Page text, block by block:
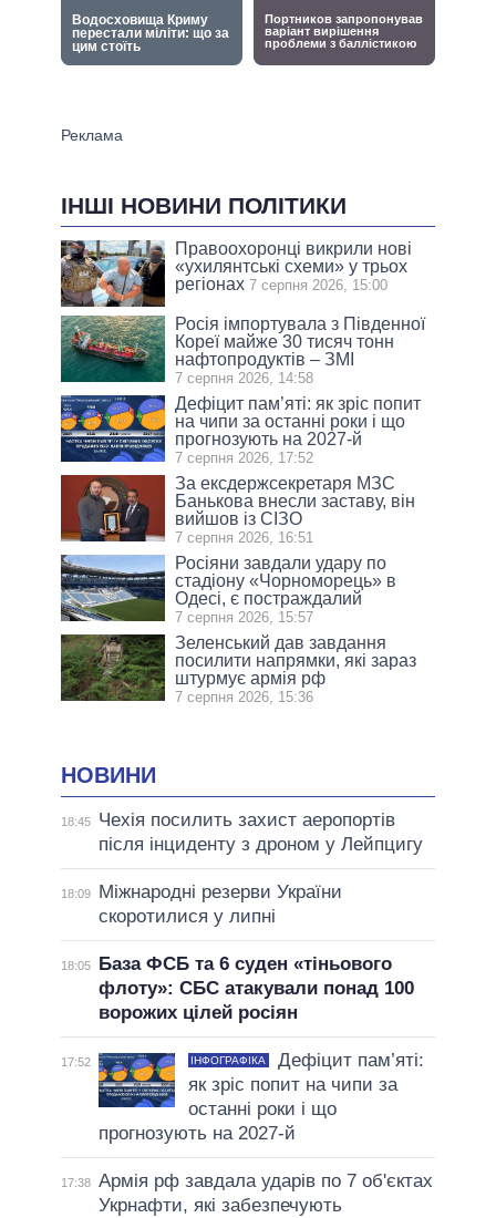
ІНШІ НОВИНИ ПОЛІТИКИ
Правоохоронці викрили нові
«ухилянтські схеми» у трьох
регіонах 7 серпня 2026, 15:00
Росія імпортувала з Південної
Кореї майже 30 тисяч тонн
нафтопродуктів – ЗМІ
7 серпня 2026, 14:58
Дефіцит пам’яті: як зріс попит
на чипи за останні роки і що
прогнозують на 2027-й
7 серпня 2026, 17:52
За ексдержсекретаря МЗС
Банькова внесли заставу, він
вийшов із СІЗО
7 серпня 2026, 16:51
Росіяни завдали удару по
стадіону «Чорноморець» в
Одесі, є постраждалий
7 серпня 2026, 15:57
Зеленський дав завдання
посилити напрямки, які зараз
штурмує армія рф
7 серпня 2026, 15:36
НОВИНИ
18:45
Чехія посилить захист аеропортів
після інциденту з дроном у Лейпцигу
18:09
Міжнародні резерви України
скоротилися у липні
18:05
База ФСБ та 6 суден «тіньового
флоту»: СБС атакували понад 100
ворожих цілей росіян
17:52 ІНФОГРАФІКА
Дефіцит пам’яті:
як зріс попит на чипи за
останні роки і що
прогнозують на 2027-й
17:38 Армія рф завдала ударів по 7 об'єктах
Укрнафти, які забезпечують